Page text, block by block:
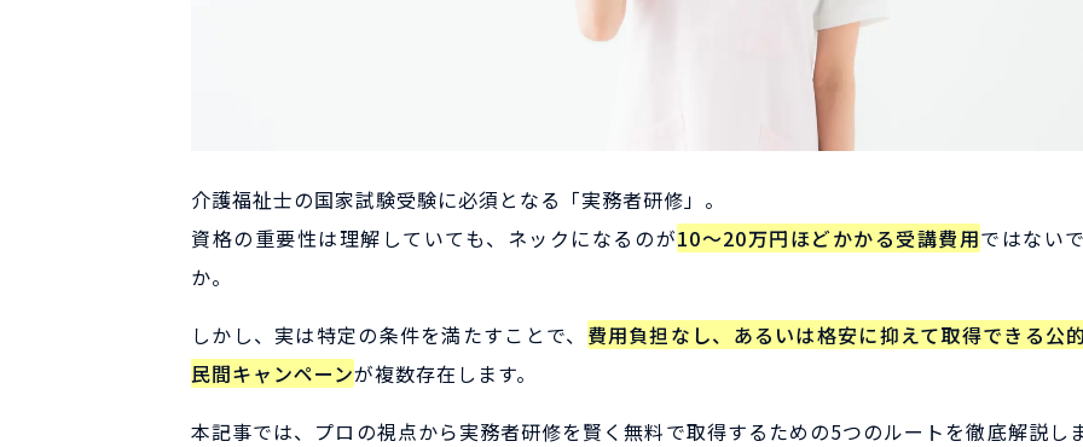
介護福祉士の国家試験受験に必須となる「実務者研修」。
資格の重要性は理解していても、ネックになるのが10〜20万円ほどかかる受講費用ではない
か。
しかし、実は特定の条件を満たすことで、 費用負担なし、あるいは格安に抑えて取得できる公
民間キャンペーンが複数存在します。
本記事では、プロの視点から実務者研修を賢く無料で取得するための5つのルートを徹底解説し